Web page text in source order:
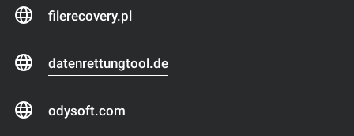
filerecovery.pl
datenrettungtool.de
odysoft.com